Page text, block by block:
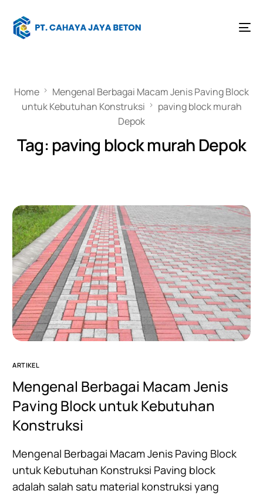
Home
Mengenal Berbagai Macam Jenis Paving Block
untuk Kebutuhan Konstruksi
paving block murah
Depok
Tag: paving block murah Depok
ARTIKEL
Mengenal Berbagai Macam Jenis
Paving Block untuk Kebutuhan
Konstruksi
Mengenal Berbagai Macam Jenis Paving Block
untuk Kebutuhan Konstruksi Paving block
adalah salah satu material konstruksi yang